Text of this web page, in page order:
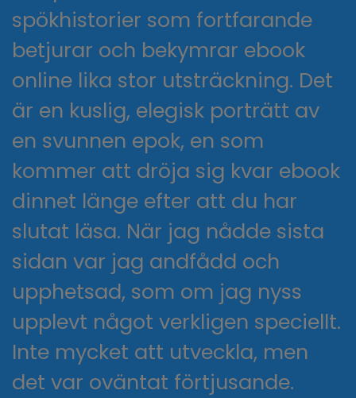
spökhistorier som fortfarande
betjurar och bekymrar ebook
online lika stor utsträckning. Det
är en kuslig, elegisk porträtt av
en svunnen epok, en som
kommer att dröja sig kvar ebook
dinnet länge efter att du har
slutat läsa. När jag nådde sista
sidan var jag andfådd och
upphetsad, som om jag nyss
upplevt något verkligen speciellt.
Inte mycket att utveckla, men
det var oväntat förtjusande.